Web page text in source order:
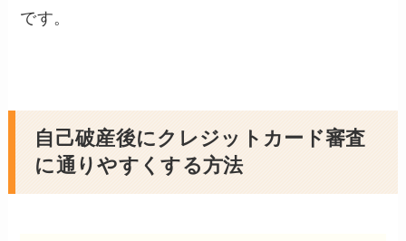
です。
自己破産後にクレジットカード審査
に通りやすくする方法